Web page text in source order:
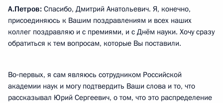
А.Петров: Спасибо, Дмитрий Анатольевич. Я, конечно,
присоединяюсь к Вашим поздравлениям и всех наших
коллег поздравляю и с премиями, и с Днём науки. Хочу сразу
обратиться к тем вопросам, которые Вы поставили.
Во‑первых, я сам являюсь сотрудником Российской
академии наук и могу подтвердить Ваши слова и то, что
рассказывал Юрий Сергеевич, о том, что это распределение